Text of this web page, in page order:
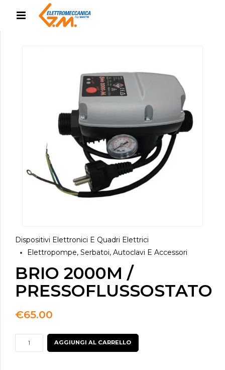
Dispositivi Elettronici E Quadri Elettrici
Elettropompe, Serbatoi, Autoclavi E Accessori
BRIO 2000M /
PRESSOFLUSSOSTATO
€65.00
BRIO
2000M
AGGIUNGI AL CARRELLO